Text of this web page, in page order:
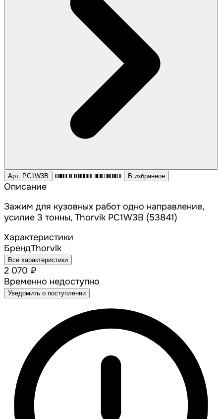
Арт. PC1W3B В избранное
Описание
Зажим для кузовных работ одно направление,
усилие 3 тонны, Thorvik PC1W3B (53841)
Характеристики
БрендThorvik
Все характеристики
2 070 ₽
Временно недоступно
Уведомить о поступлении